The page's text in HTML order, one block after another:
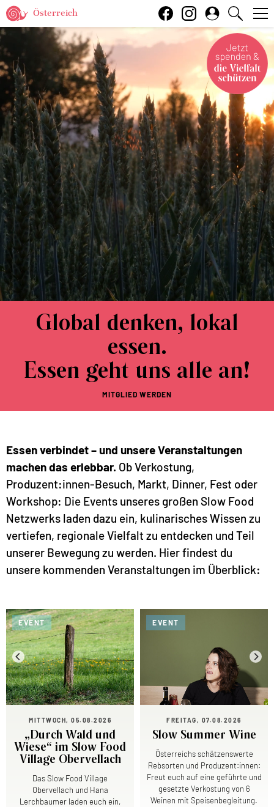
Österreich
Global denken, lokal
essen.
Essen geht uns alle an!
MITGLIED WERDEN
Essen verbindet – und unsere Veranstaltungen
machen das erlebbar. Ob Verkostung,
Produzent:innen-Besuch, Markt, Dinner, Fest oder
Workshop: Die Events unseres großen Slow Food
Netzwerks laden dazu ein, kulinarisches Wissen zu
vertiefen, regionale Vielfalt zu entdecken und Teil
unserer Bewegung zu werden. Hier findest du
unsere kommenden Veranstaltungen im Überblick:
EVENT
MITTWOCH, 05.08.2026
„Durch Wald und
Wiese“ im Slow Food
Village Obervellach
Das Slow Food Village
Obervellach und Hana
Lerchbaumer laden euch ein,
EVENT
FREITAG, 07.08.2026
Slow Summer Wine
Österreichs schätzenswerte
Rebsorten und Produzent:innen:
Freut euch auf eine geführte und
gesetzte Verkostung von 6
Weinen mit Speisenbegleitung.